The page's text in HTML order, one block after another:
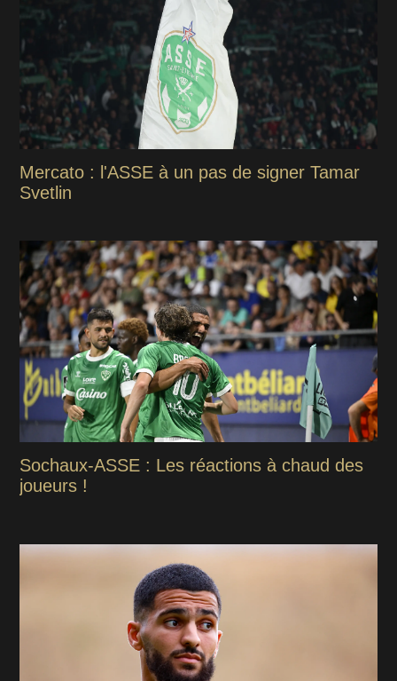
Mercato : l'ASSE à un pas de signer Tamar
Svetlin
Sochaux-ASSE : Les réactions à chaud des
joueurs !